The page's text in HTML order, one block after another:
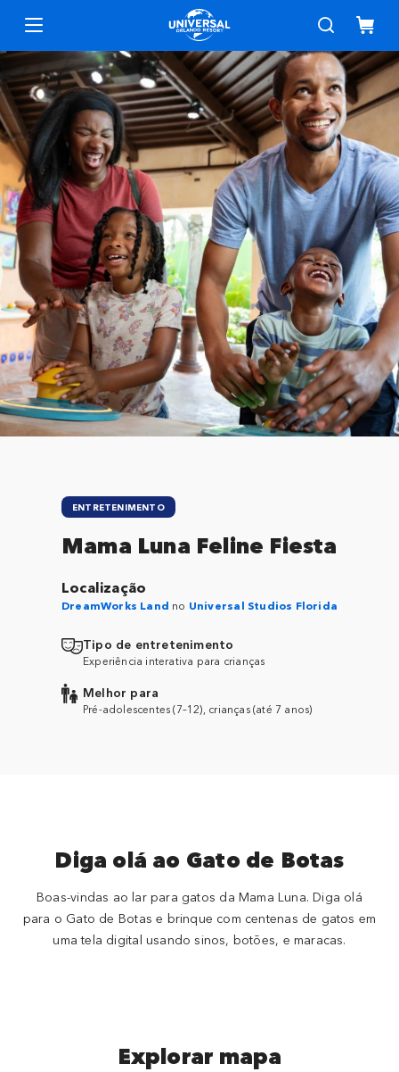
ENTRETENIMENTO
Mama Luna Feline Fiesta
Localização
DreamWorks Land no Universal Studios Florida
Tipo de entretenimento
Experiência interativa para crianças
Melhor para
Pré-adolescentes (7–12), crianças (até 7 anos)
Diga olá ao Gato de Botas
Boas-vindas ao lar para gatos da Mama Luna. Diga olá
para o Gato de Botas e brinque com centenas de gatos em
uma tela digital usando sinos, botões, e maracas.
Explorar mapa